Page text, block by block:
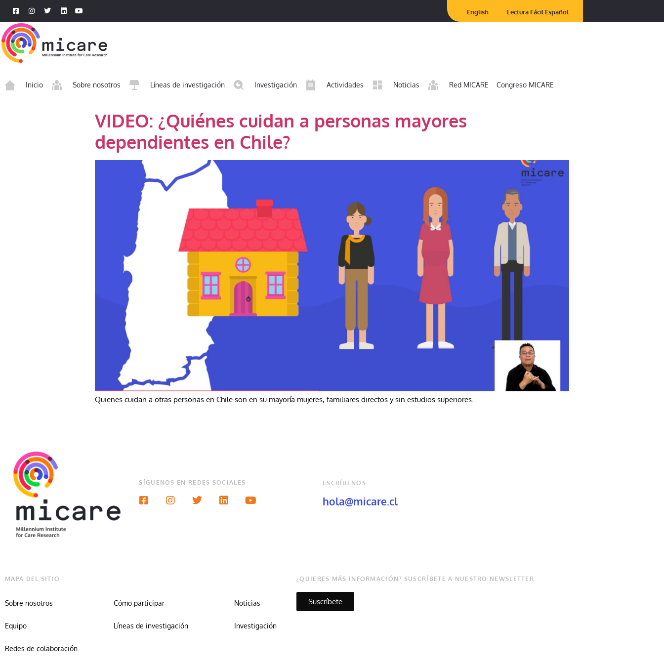
English Lectura Fácil Español
Inicio Sobre nosotros Líneas de investigación Investigación Actividades Noticias Red MICARE Congreso MICARE
VIDEO: ¿Quiénes cuidan a personas mayores
dependientes en Chile?
Quienes cuidan a otras personas en Chile son en su mayoría mujeres, familiares directos y sin estudios superiores.
SÍGUENOS EN REDES SOCIALES ESCRÍBENOS
hola@micare.cl
MAPA DEL SITIO
Sobre nosotros
Equipo
Redes de colaboración
Cómo participar
Líneas de investigación
Noticias
Investigación
¿QUIERES MÁS INFORMACIÓN? SUSCRÍBETE A NUESTRO NEWSLETTER
Suscríbete